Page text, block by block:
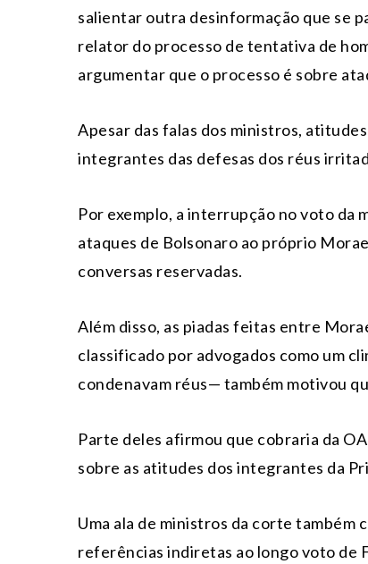
salientar outra desinformação que se
relator do processo de tentativa de
argumentar que o processo é sobre
Apesar das falas dos ministros,
integrantes das defesas dos réus
Por exemplo, a interrupção no voto da
ataques de Bolsonaro ao próprio
conversas reservadas.
Além disso, as piadas feitas entre
classificado por advogados como um
condenavam réus— também motivou
Parte deles afirmou que cobraria da
sobre as atitudes dos integrantes da
Uma ala de ministros da corte também
referências indiretas ao longo voto de